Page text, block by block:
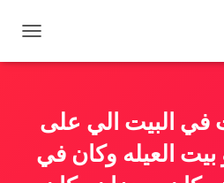
ب
البيت الي على
بيت العيله وكان في